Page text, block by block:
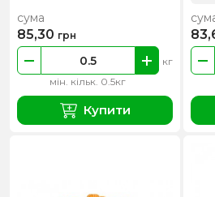
мін. кільк. 0.5кг
кг
сума
85,30 грн
Купити